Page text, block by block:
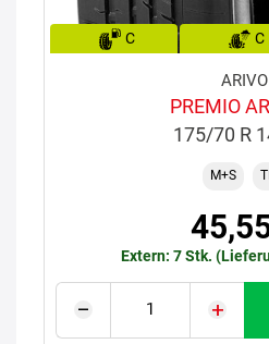
C C
ARIVO
PREMIO
175/70 R
M+S
Extern: 7 Stk.